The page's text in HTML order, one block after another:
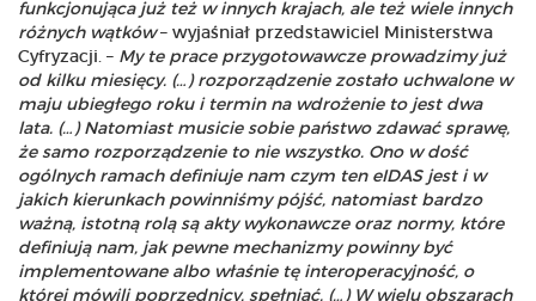
funkcjonująca już też w innych krajach, ale też wiele innych
różnych wątków– wyjaśniał przedstawiciel Ministerstwa
Cyfryzacji. – My te prace przygotowawcze prowadzimy już
od kilku miesięcy. (…) rozporządzenie zostało uchwalone w
maju ubiegłego roku i termin na wdrożenie to jest dwa
lata. (…) Natomiast musicie sobie państwo zdawać sprawę,
że samo rozporządzenie to nie wszystko. Ono w dość
ogólnych ramach definiuje nam czym ten eIDAS jest i w
jakich kierunkach powinniśmy pójść, natomiast bardzo
ważną, istotną rolą są akty wykonawcze oraz normy, które
definiują nam, jak pewne mechanizmy powinny być
implementowane albo właśnie tę interoperacyjność, o
której mówili poprzednicy, spełniać. (…) W wielu obszarach